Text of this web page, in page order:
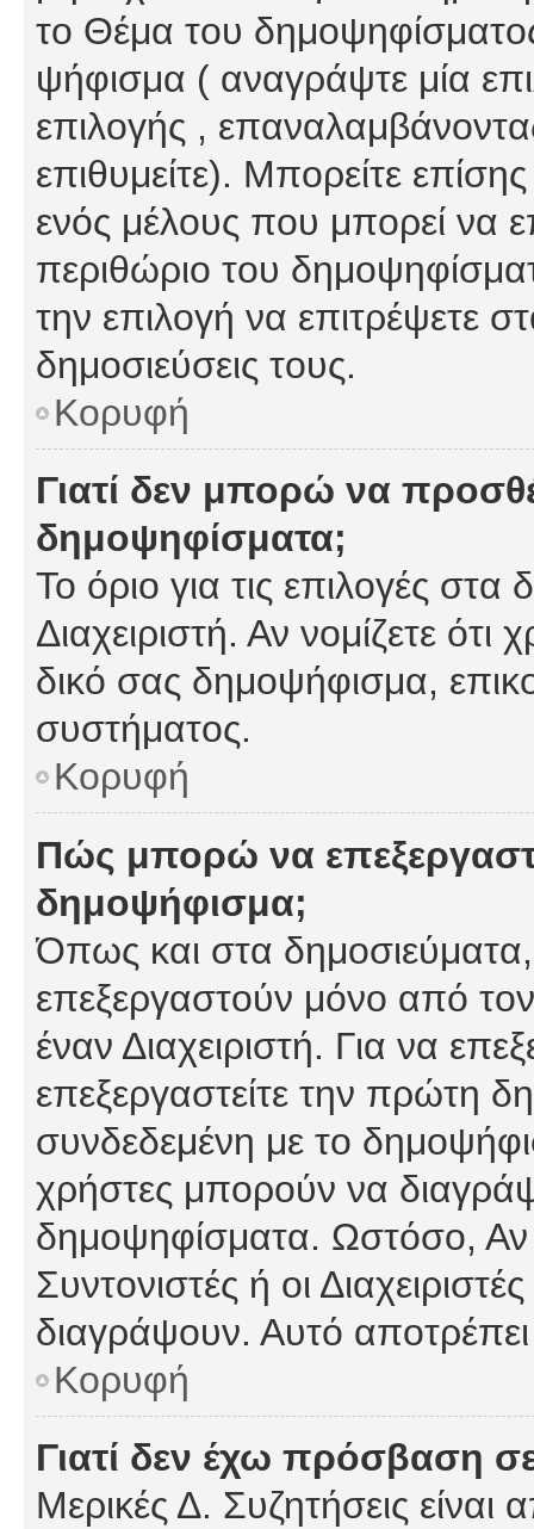
το Θέμα του
ψήφισμα ( αναγράψτε μία
επιλογής ,
επιθυμείτε). Μπορείτε
ενός μέλους που μπορεί να
περιθώριο του
την επιλογή να επιτρέψετε
δημοσιεύσεις τους.
Κορυφή
Γιατί δεν μπορώ να
δημοψηφίσματα;
Το όριο για τις επιλογές
Διαχειριστή. Αν νομίζετε ότι
δικό σας δημοψήφισμα,
συστήματος.
Κορυφή
Πώς μπορώ να
δημοψήφισμα;
Όπως και στα
επεξεργαστούν μόνο από
έναν Διαχειριστή. Για να
επεξεργαστείτε την πρώτη
συνδεδεμένη με το
χρήστες μπορούν να
δημοψηφίσματα. Ωστόσο, Αν
Συντονιστές ή οι
διαγράψουν. Αυτό
Κορυφή
Γιατί δεν έχω πρόσβαση
Μερικές Δ. Συζητήσεις είναι